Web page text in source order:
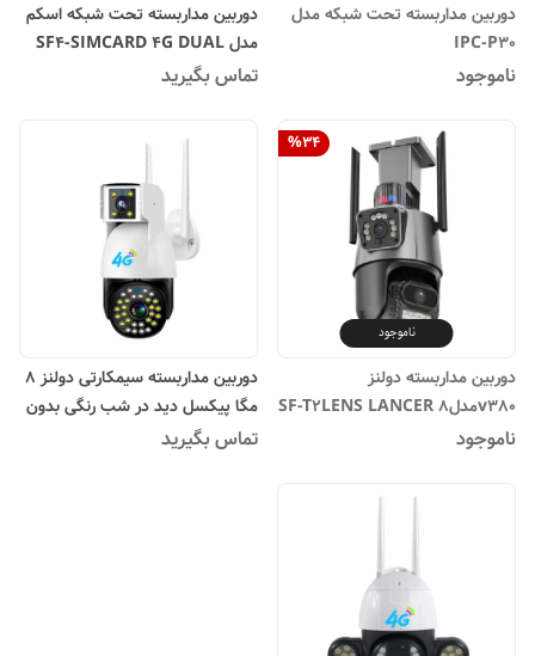
دوربین مداربسته تحت شبکه مدل
IPC-P30
ناموجود
دوربین مداربسته تحت شبکه اسکم
مدل SF4-SIMCARD 4G DUAL
LENS
تماس بگیرید
%34
ناموجود
دوربین مداربسته دولنز
v380مدلSF-T2LENS LANCER 8
MG
ناموجود
دوربین مداربسته سیمکارتی دولنز 8
مگا پیکسل دید در شب رنگی بدون
سیمکشیq99
تماس بگیرید